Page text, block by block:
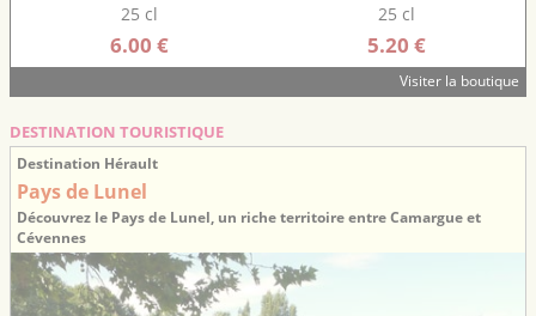
25 cl
6.00 €
25 cl
5.20 €
Visiter la boutique
DESTINATION TOURISTIQUE
Destination Hérault
Pays de Lunel
Découvrez le Pays de Lunel, un riche territoire entre Camargue et
Cévennes